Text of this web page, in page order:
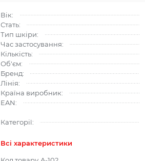
Вік:
Стать:
Тип шкіри:
Час застосування:
Кількість:
Об'єм:
Бренд:
Лінія:
Країна виробник:
EAN:
Категорії:
Всі характеристики